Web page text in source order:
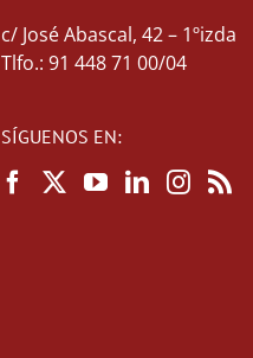
c/ José Abascal, 42 – 1ºizda
Tlfo.: 91 448 71 00/04
SÍGUENOS EN: